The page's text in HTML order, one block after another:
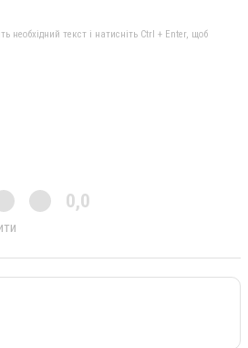
необхідний текст і натисніть Ctrl + Enter, щоб
0,0